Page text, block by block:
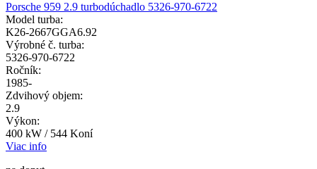
Porsche 959 2.9 turbodúchadlo 5326-970-6722
Model turba:
K26-2667GGA6.92
Výrobné č. turba:
5326-970-6722
Ročník:
1985-
Zdvihový objem:
2.9
Výkon:
400 kW / 544 Koní
Viac info